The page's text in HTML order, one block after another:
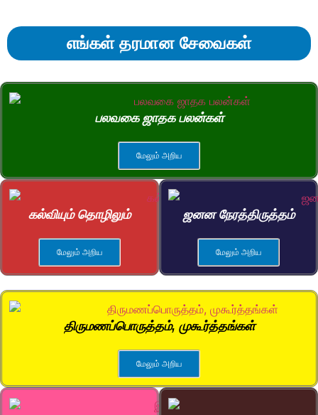
எங்கள் தரமான சேவைகள்
பலவகை ஜாதக பலன்கள்
மேலும் அறிய
கல்வியும் தொழிலும்
மேலும் அறிய
ஜனன நேரத்திருத்தம்
மேலும் அறிய
திருமணப்பொருத்தம், முகூர்த்தங்கள்
மேலும் அறிய